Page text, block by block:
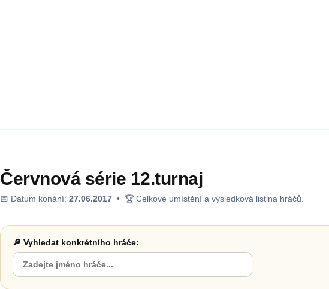
Červnová série 12.turnaj
📅 Datum konání: 27.06.2017 • 🏆 Celkové umístění a výsledková listina hráčů.
🔎 Vyhledat konkrétního hráče: